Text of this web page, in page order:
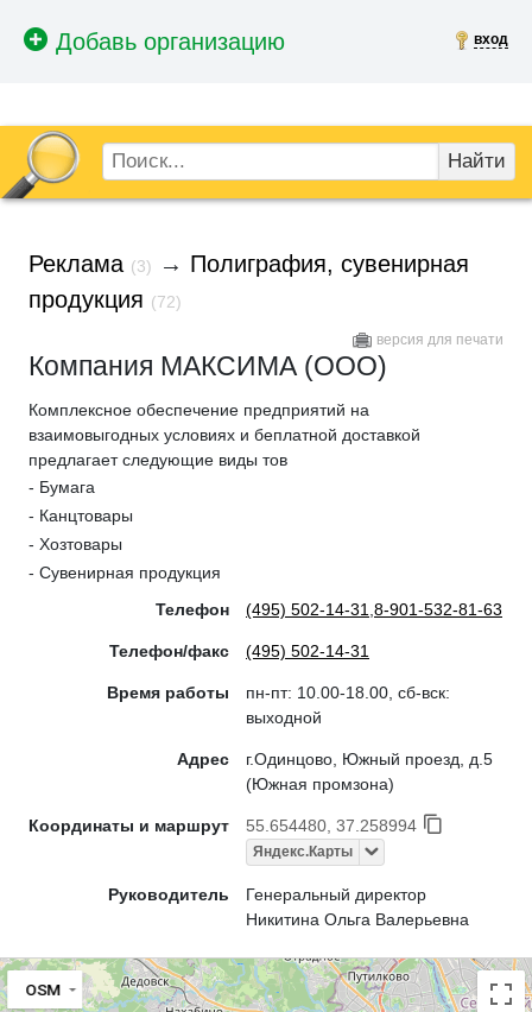
вход
Найти
Реклама (3) → Полиграфия, сувенирная
продукция (72)
версия для печати
Компания МАКСИМА (ООО)
Комплексное обеспечение предприятий на
взаимовыгодных условиях и беплатной доставкой
предлагает следующие виды тов
- Бумага
- Канцтовары
- Хозтовары
- Сувенирная продукция
Телефон
(495) 502-14-31 8-901-532-81-63
Телефон/факс (495) 502-14-31
Время работы
пн-пт: 10.00-18.00, сб-вск:
выходной
Адрес
г.Одинцово, Южный проезд, д.5
(Южная промзона)
Координаты и маршрут 55.654480, 37.258994
Яндекс.Карты
Руководитель
Генеральный директор
Никитина Ольга Валерьевна
OSM